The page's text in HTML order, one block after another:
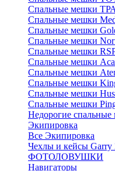
Спальные мешки
Cпальные мешки
Спальные мешки
Спальные мешки
Спальные мешки
Спальные мешки
Спальные мешки
Спальные мешки
Спальные мешки
Спальные мешки
Недорогие
Экипировка
Все Экипировка
Чехлы и кейсы Garry
ФОТОЛОВУШКИ
Навигаторы